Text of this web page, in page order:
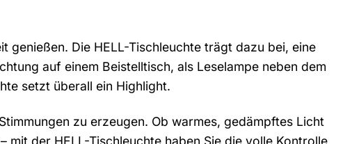
genießen. Die HELL-Tischleuchte trägt dazu bei, eine
auf einem Beistelltisch, als Leselampe neben dem
setzt überall ein Highlight.
zu erzeugen. Ob warmes, gedämpftes Licht
der HELL-Tischleuchte haben Sie die volle Kontrolle